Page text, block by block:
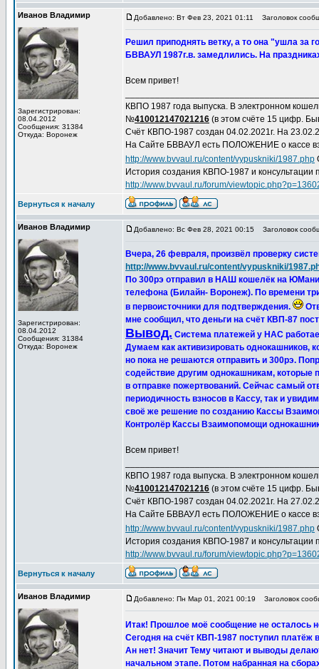
Иванов Владимир
Зарегистрирован:
08.04.2012
Сообщения: 31384
Откуда: Воронеж
Добавлено: Вт Фев 23, 2021 01:11 Заголовок
Решил приподнять ветку, а то она "ушла за
БВВАУЛ 1987г.в. замедлились. На
Всем привет!
КВПО 1987 года выпуска. В электронном
№410012147021216 (в этом счёте 15 цифр.
Счёт КВПО-1987 создан 04.02.2021г. На
На Сайте БВВАУЛ есть ПОЛОЖЕНИЕ о кассе
http://www.bvvaul.ru/content/vypuskniki/1987.php
История создания КВПО-1987 и консультации
http://www.bvvaul.ru/forum/
Вернуться к началу
Иванов Владимир
Зарегистрирован:
08.04.2012
Сообщения: 31384
Откуда: Воронеж
Добавлено: Вс Фев 28, 2021 00:15 Заголовок
Вчера, 26 февраля, произвёл проверку
http://www.bvvaul.ru/content/vypuskniki/
По 300рэ отправил в НАШ кошелёк на ЮМани
телефона (Билайн- Воронеж). По времени
в первоисточники для подтверждения.
мне сообщил, что деньги на счёт КВП-87
Вывод. Система платежей у НАС
Думаем как активизировать
но пока не решаются отправить и 300рэ.
содействие другим однокашникам,
в отправке пожертвований. Сейчас самый
периодичность взносов в Кассу, так и
своё же решение по созданию Кассы
Контролёр Кассы Взаимопомощи
Всем привет!
КВПО 1987 года выпуска. В электронном
№410012147021216 (в этом счёте 15 цифр.
Счёт КВПО-1987 создан 04.02.2021г. На
На Сайте БВВАУЛ есть ПОЛОЖЕНИЕ о кассе
http://www.bvvaul.ru/content/vypuskniki/1987.php
История создания КВПО-1987 и консультации
http://www.bvvaul.ru/forum/
Вернуться к началу
Иванов Владимир Добавлено: Пн Мар 01, 2021 00:19 Заголовок
Итак! Прошлое моё сообщение не осталось
Сегодня на счёт КВП-1987 поступил платёж
Ан нет! Значит Тему читают и выводы
начальном этапе. Потом набранная на